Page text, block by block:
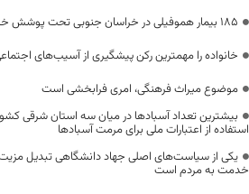
۱۸۵ بیمار هموفیلی در خراسان جنوبی تحت پوشش خدمات بیمه سلامت قرار دارند
خانواده را مهمترین رکن پیشگیری از آسیب‌های
موضوع میراث فرهنگی، امری فرابخشی است
بیشترین تعداد آسبادها در میان سه استان شرقی
استفاده از اعتبارات ملی برای مرمت آسبادها
یکی از سیاست‌های اصلی جهاد دانشگاهی تبدیل
خدمت به مردم است